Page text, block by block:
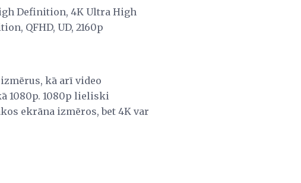
Definition, 4K Ultra High
QFHD, UD, 2160p
kā arī video
1080p. 1080p lieliski
ekrāna izmēros, bet 4K var